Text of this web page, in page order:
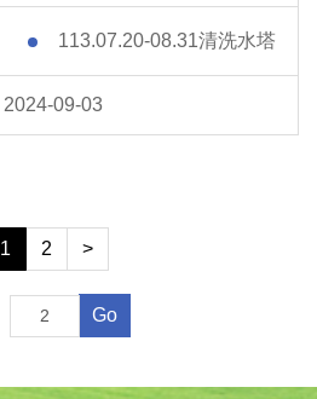
113.07.20-08.31清洗水塔
2024-09-03
1 2 >
Go